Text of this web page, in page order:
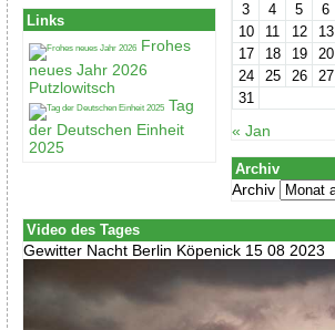
Links
Frohes
neues Jahr 2026
Putzlowitsch
Tag
der Deutschen Einheit
2025
3
4 5 6
10
11 12 13
17
18 19 20
24
25 26 27
31
« Jan
Archiv
Archiv
Video des Tages
Gewitter Nacht Berlin Köpenick 15 08 2023